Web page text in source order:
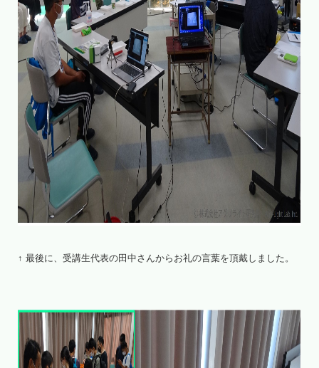
↑ 最後に、受講生代表の田中さんからお礼の言葉を頂戴しました。